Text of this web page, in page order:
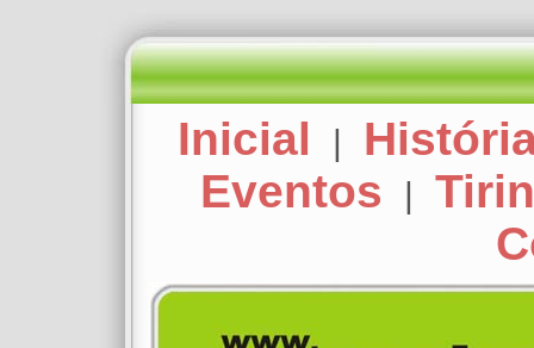
Inicial |
Eventos
|